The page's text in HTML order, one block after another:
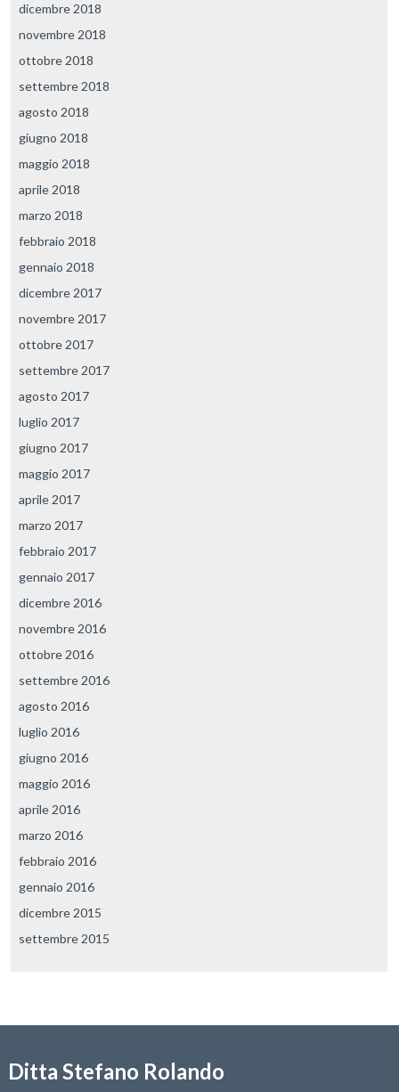
dicembre 2018
novembre 2018
ottobre 2018
settembre 2018
agosto 2018
giugno 2018
maggio 2018
aprile 2018
marzo 2018
febbraio 2018
gennaio 2018
dicembre 2017
novembre 2017
ottobre 2017
settembre 2017
agosto 2017
luglio 2017
giugno 2017
maggio 2017
aprile 2017
marzo 2017
febbraio 2017
gennaio 2017
dicembre 2016
novembre 2016
ottobre 2016
settembre 2016
agosto 2016
luglio 2016
giugno 2016
maggio 2016
aprile 2016
marzo 2016
febbraio 2016
gennaio 2016
dicembre 2015
settembre 2015
Ditta Stefano Rolando